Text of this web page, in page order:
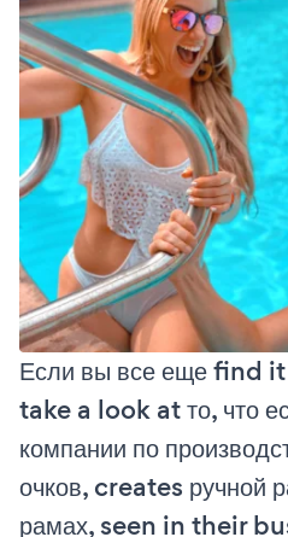
Если вы все еще find
take a look at то, что
компании по
очков, creates ручной
рамах, seen in their